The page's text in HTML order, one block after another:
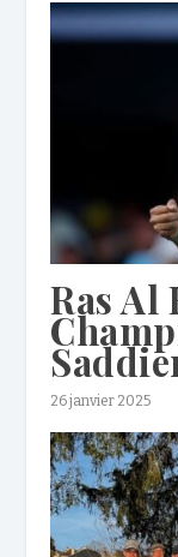
Ras Al
26 janvier 2025